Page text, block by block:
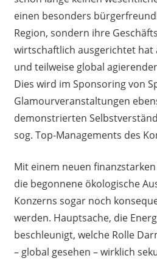
einen besonders
Region, sondern ihre
wirtschaftlich ausgerichtet hat
und teilweise global
Dies wird im Sponsoring von
Glamourveranstaltungen
demonstrierten
sog. Top-Managements des
Mit einem neuen
die begonnene ökologische
Konzerns sogar noch
werden. Hauptsache, die
beschleunigt, welche Rolle
– global gesehen – wirklich